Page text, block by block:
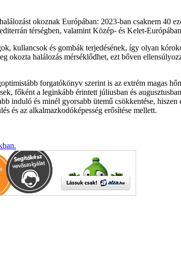
okoznak Európában: 2023-ban csaknem 40
térségben, valamint Közép- és Kelet-
kullancsok és gombák terjedésének, így olyan
halálozás mérséklődhet, ezt bőven
forgatókönyv szerint is az extrém magas
főként a leginkább érintett júliusban és
induló és minél gyorsabb ütemű csökkentése,
és az alkalmazkodóképesség erősítése mellett.